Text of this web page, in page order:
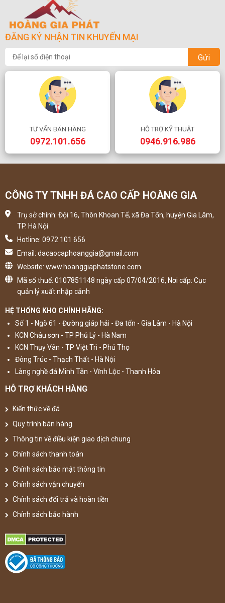
ĐĂNG KÝ NHẬN TIN KHUYẾN MẠI
Gửi
TƯ VẤN BÁN HÀNG
0972.101.656
HỖ TRỢ KỸ THUẬT
0946.916.986
CÔNG TY TNHH ĐÁ CAO CẤP HOÀNG GIA
Trụ sở chính: Đội 16, Thôn Khoan Tế, xã Đa Tốn, huyện Gia Lâm,
TP. Hà Nội
Hotline: 0972 101 656
Email: dacaocaphoanggia@gmail.com
Website: www.hoanggiaphatstone.com
Mã số thuế: 0107851148 ngày cấp 07/04/2016, Nơi cấp: Cục
quản lý xuất nhập cảnh
HỆ THỐNG KHO CHÍNH HÃNG:
Số 1 - Ngõ 61 - Đường giáp hải - Đa tốn - Gia Lâm - Hà Nội
KCN Châu sơn - TP Phủ Lý - Hà Nam
KCN Thụy Vân - TP Việt Trì - Phú Thọ
Đông Trúc - Thạch Thất - Hà Nội
Làng nghề đá Minh Tân - Vĩnh Lộc - Thanh Hóa
HỖ TRỢ KHÁCH HÀNG
Kiến thức về đá
Quy trình bán hàng
Thông tin về điều kiện giao dịch chung
Chính sách thanh toán
Chính sách bảo mật thông tin
Chính sách vận chuyển
Chính sách đổi trả và hoàn tiền
Chính sách bảo hành